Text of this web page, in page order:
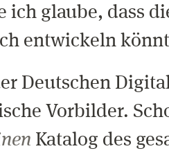
ich glaube, dass
entwickeln
Deutschen
Vorbilder.
Katalog des